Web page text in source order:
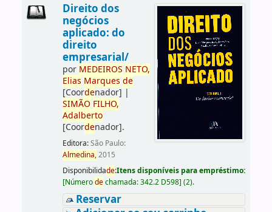
Direito dos
negócios
aplicado: do
direito
empresarial/
por MEDEIROS NETO,
Elias Marques de
[Coordenador] |
SIMÃO FILHO,
Adalberto
[Coordenador].
Editora:São Paulo:
Almedina,2015
Disponibilidade:Itens disponíveis para empréstimo:
[Númerodechamada:342.2 D598] (2).
Reservar